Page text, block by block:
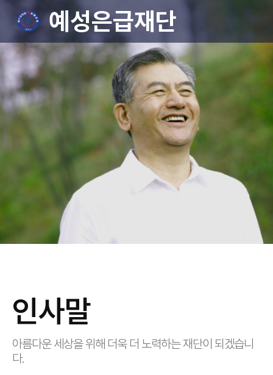
예성은급재단
인사말
아름다운 세상을 위해 더욱 더 노력하는 재단이 되겠습니
다.